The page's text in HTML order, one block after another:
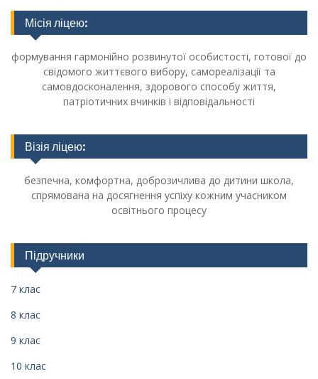
Місія ліцею:
формування гармонійно розвинутої особистості, готової до
свідомого життєвого вибору, самореалізації та
самовдосконалення, здорового способу життя,
патріотичних вчинків і відповідальності
Візія ліцею:
безпечна, комфортна, доброзичлива до дитини школа,
спрямована на досягнення успіху кожним учасником
освітнього процесу
Підручники
7 клас
8 клас
9 клас
10 клас